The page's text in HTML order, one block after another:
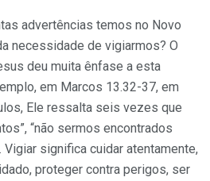
advertências temos no Novo
necessidade de vigiarmos? O
deu muita ênfase a esta
em Marcos 13.32-37, em
Ele ressalta seis vezes que
“não sermos encontrados
Vigiar significa cuidar atentamente,
proteger contra perigos, ser